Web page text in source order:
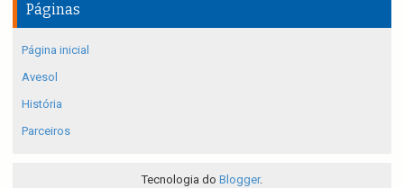
Páginas
Página inicial
Avesol
História
Parceiros
Tecnologia do Blogger.